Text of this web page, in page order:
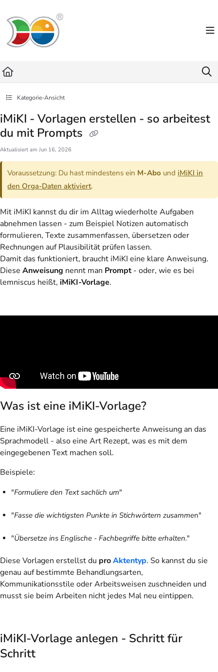
Fetch the complete documentation index at:
Use this file to discover all available pages before exploring further.
Kategorie-Ansicht
iMiKI - Vorlagen erstellen - so arbeitest
du mit Prompts
Aktualisiert am Jun 16, 2026
Voraussetzung: Du hast mindestens ein M-Abo und iMiKI in
den Orga-Daten aktiviert.
Mit iMiKI kannst du dir im Alltag wiederholte Aufgaben
abnehmen lassen - zum Beispiel Notizen automatisch
formulieren, Texte zusammenfassen, übersetzen oder
Rechnungen auf Plausibilität prüfen lassen.
Damit das funktioniert, braucht iMiKI eine klare Anweisung.
Diese Anweisung nennt man Prompt- oder, wie es bei
lemniscus heißt, iMiKI-Vorlage.
Was ist eine iMiKI-Vorlage?
Eine iMiKI-Vorlage ist eine gespeicherte Anweisung an das
Sprachmodell - also eine Art Rezept, was es mit dem
eingegebenen Text machen soll.
Beispiele:
"Formuliere den Text sachlich um"
"Fasse die wichtigsten Punkte in Stichwörtern zusammen"
"Übersetze ins Englische - Fachbegriffe bitte erhalten."
Diese Vorlagen erstellst du proAktentyp. So kannst du sie
genau auf bestimmte Behandlungsarten,
Kommunikationsstile oder Arbeitsweisen zuschneiden und
musst sie beim Arbeiten nicht jedes Mal neu eintippen.
iMiKI-Vorlage anlegen - Schritt für
Schritt